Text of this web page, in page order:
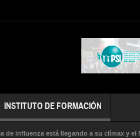
INSTITUTO DE FORMACIÓN
influenza está llegando a su clímax y el